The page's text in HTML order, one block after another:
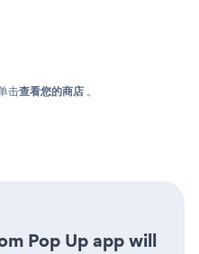
击查看您的商店 。
Pop Up app will